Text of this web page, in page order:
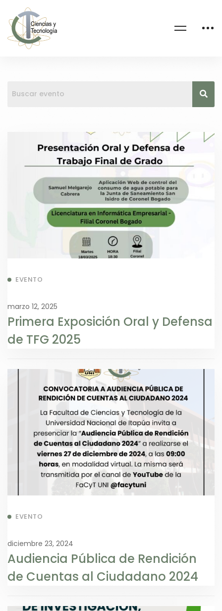
EVENTO
marzo 12, 2025
Primera Exposición Oral y Defensa
de TFG 2025
EVENTO
diciembre 23, 2024
Audiencia Pública de Rendición
de Cuentas al Ciudadano 2024